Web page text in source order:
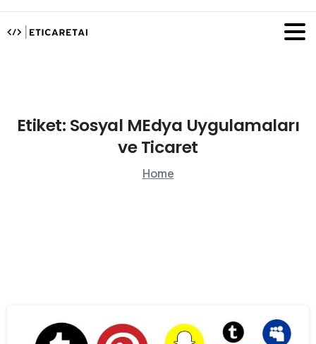
Etiket: Sosyal MEdya Uygulamaları
ve Ticaret
Home